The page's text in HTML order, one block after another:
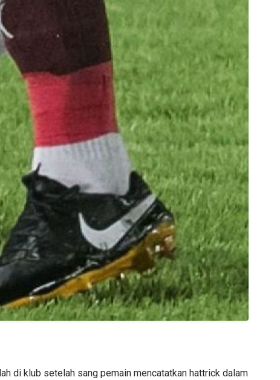
di klub setelah sang pemain mencatatkan hattrick dalam